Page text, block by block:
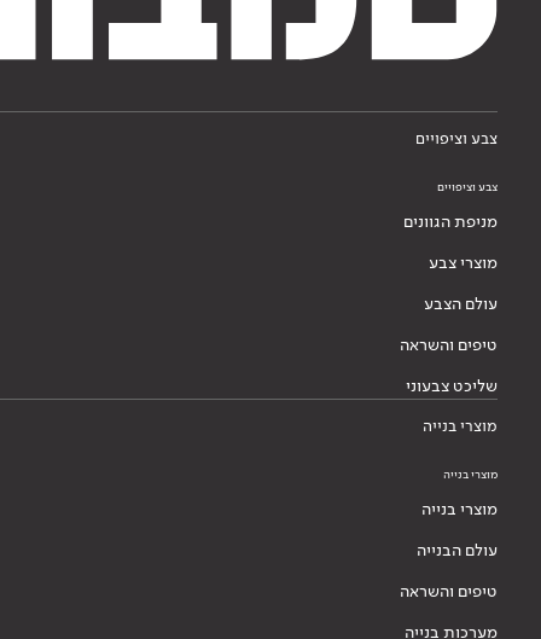
צבע וציפויים
צבע וציפויים
מניפת הגוונים
מוצרי צבע
עולם הצבע
טיפים והשראה
שליכט צבעוני
מוצרי בנייה
מוצרי בנייה
מוצרי בנייה
עולם הבנייה
טיפים והשראה
מערכות בנייה